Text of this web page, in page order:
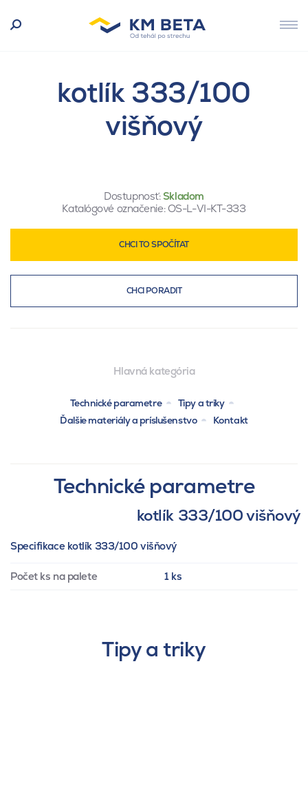
kotlík 333/100
višňový
Dostupnosť:Skladom
Katalógové označenie: OS-L-VI-KT-333
CHCI TO SPOČÍTAT
CHCI PORADIT
Hlavná kategória
Technické parametre
Tipy a triky
Ďalšie materiály a príslušenstvo
Kontakt
Technické parametre
kotlík 333/100 višňový
Specifikace kotlík 333/100 višňový
Počet ks na palete 1 ks
Tipy a triky